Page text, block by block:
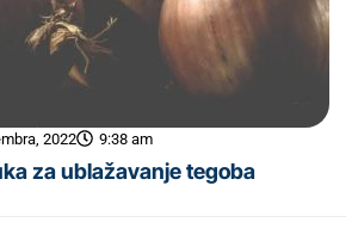
2022 9:38 am
za ublažavanje tegoba